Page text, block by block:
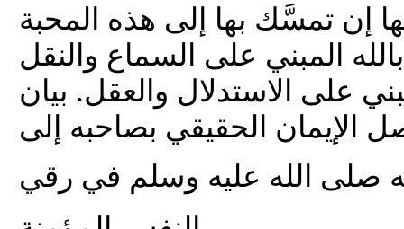
إن تمسَّك بها إلى هذه المحبة
المبني على السماع والنقل
على الاستدلال والعقل. بيان
الإيمان الحقيقي بصاحبه إلى
صلى الله عليه وسلم في رقي